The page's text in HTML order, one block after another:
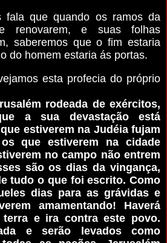
fala que quando os ramos da
renovarem, e suas folhas
saberemos que o fim estaria
do homem estaria ás portas.
esta profecia do próprio
rodeada de exércitos,
a sua devastação está
estiverem na Judéia fujam
que estiverem na cidade
no campo não entrem
são os dias da vingança,
tudo o que foi escrito. Como
dias para as grávidas e
amamentando! Haverá
e ira contra este povo.
e serão levados como